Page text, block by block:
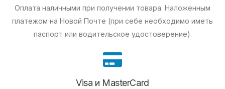
Оплата наличными при получении товара. Наложенным
платежом на Новой Почте (при себе необходимо иметь
паспорт или водительское удостоверение).
Visa и MasterCard